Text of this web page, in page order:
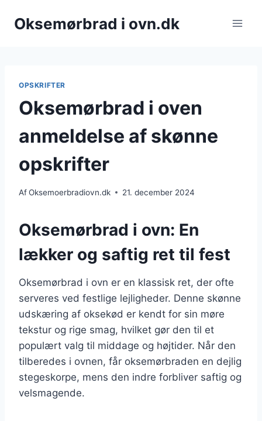
Oksemørbrad i ovn.dk
OPSKRIFTER
Oksemørbrad i oven
anmeldelse af skønne
opskrifter
AfOksemoerbradiovn.dk 21. december 2024
Oksemørbrad i ovn: En
lækker og saftig ret til fest
Oksemørbrad i ovn er en klassisk ret, der ofte
serveres ved festlige lejligheder. Denne skønne
udskæring af oksekød er kendt for sin møre
tekstur og rige smag, hvilket gør den til et
populært valg til middage og højtider. Når den
tilberedes i ovnen, får oksemørbraden en dejlig
stegeskorpe, mens den indre forbliver saftig og
velsmagende.